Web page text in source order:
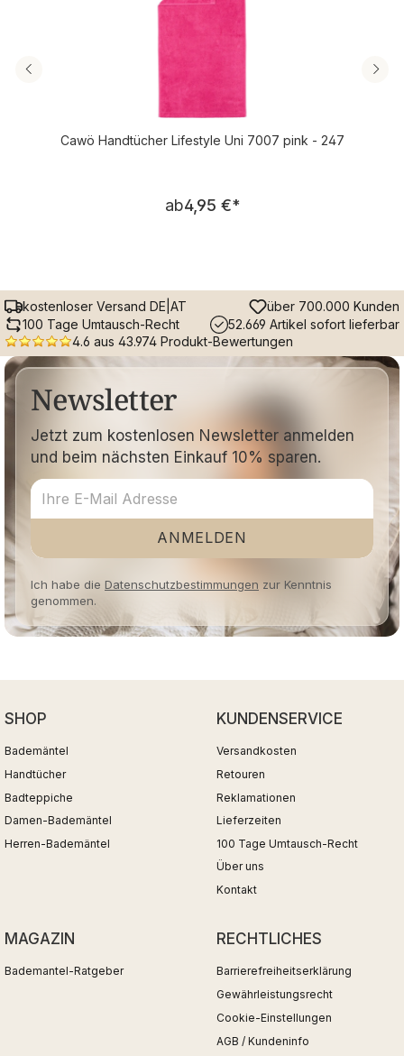
Cawö Handtücher Lifestyle Uni 7007 pink - 247
Regulärer Preis:
ab4,95 €*
kostenloser Versand DE|AT
über 700.000 Kunden
100 Tage Umtausch-Recht
52.669 Artikel sofort lieferbar
4.6 aus 43.974 Produkt-Bewertungen
Newsletter
Jetzt zum kostenlosen Newsletter anmelden
und beim nächsten Einkauf 10% sparen.
ANMELDEN
Ich habe die Datenschutzbestimmungen zur Kenntnis
genommen.
SHOP
Bademäntel
Handtücher
Badteppiche
Damen-Bademäntel
Herren-Bademäntel
KUNDENSERVICE
Versandkosten
Retouren
Reklamationen
Lieferzeiten
100 Tage Umtausch-Recht
Über uns
Kontakt
MAGAZIN
Bademantel-Ratgeber
RECHTLICHES
Barrierefreiheitserklärung
Gewährleistungsrecht
Cookie-Einstellungen
AGB / Kundeninfo